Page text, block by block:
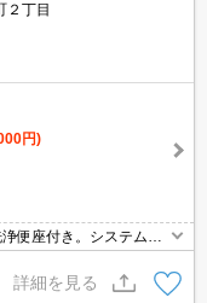
２丁目
円)
便座付き。システムキ
き。エアコン付き。室内
去時清掃費55,000
詳細を見る